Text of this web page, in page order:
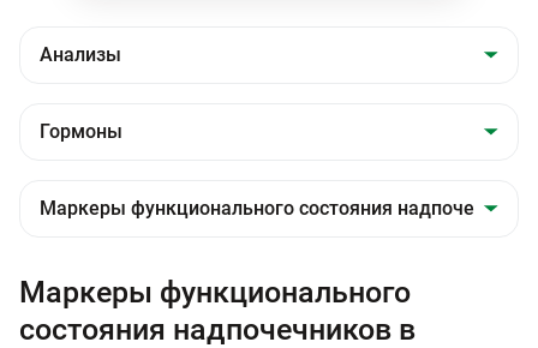
Маркеры функционального
состояния надпочечников в